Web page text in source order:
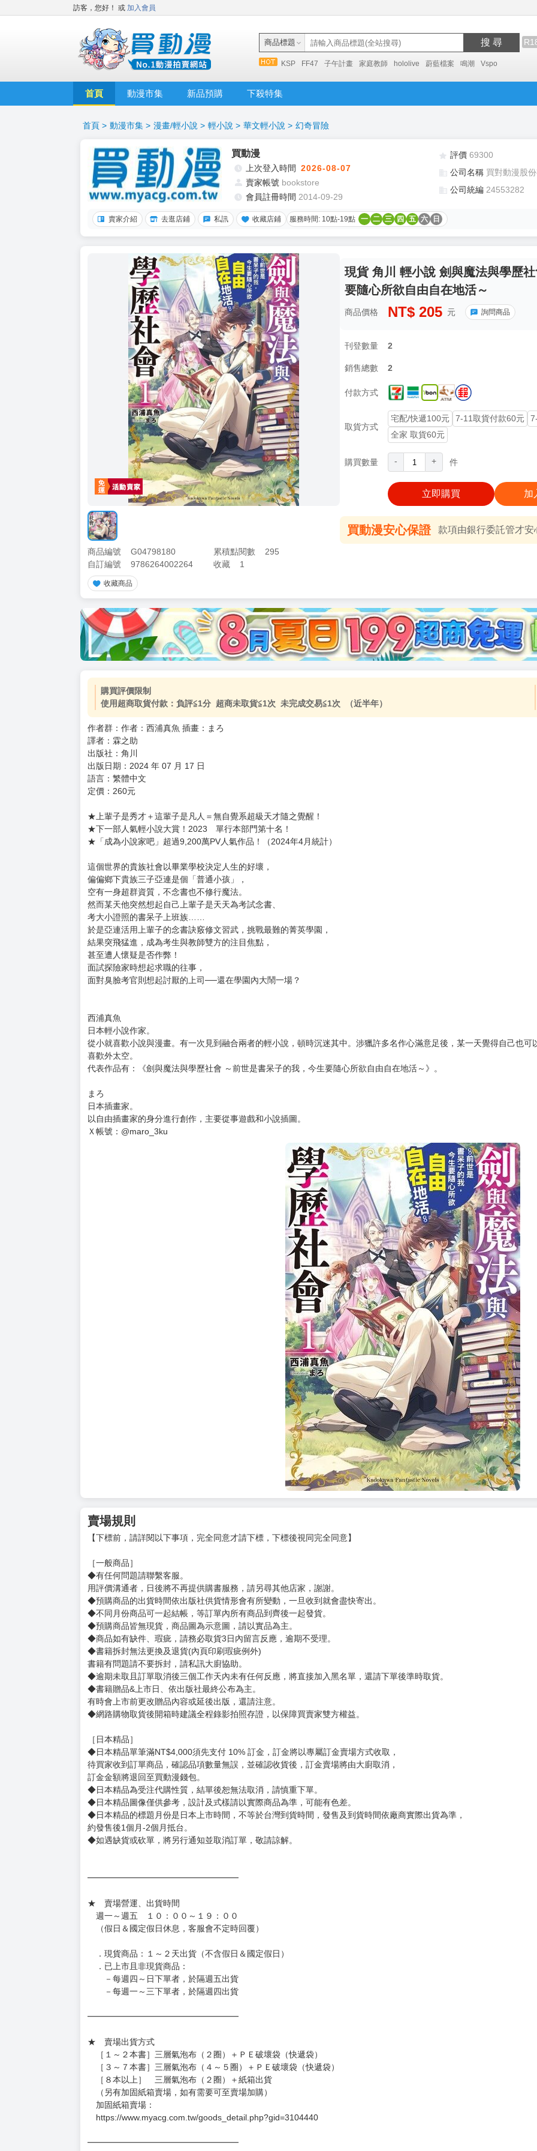
訪客，您好！ 或 加入會員
商品標題 搜 尋
KSP FF47 子午計畫 家庭教師 hololive 蔚藍檔案 鳴潮 Vspo
首頁 動漫市集 新品預購 下殺特集
首頁 > 動漫市集 > 漫畫/輕小說 > 輕小說 > 華文輕小說 > 幻奇冒險
買動漫
上次登入時間 2026-08-07
賣家帳號 bookstore
會員註冊時間 2014-09-29
評價 69300
公司名稱 買對動漫股
公司統編 24553282
賣家介紹 去逛店鋪 私訊 收藏店鋪 服務時間: 10點-19點 一 二 三 四 五 六 日
商品編號 G04798180 累積點閱數
295
自訂編號
9786264002264 收藏 1
收藏商品
現貨 角川 輕小說 劍與魔法與學歷
要隨心所欲自由自在地活～
商品價格 NT$ 205 元 詢問商品
刊登數量 2
銷售總數 2
付款方式
取貨方式
宅配/快遞100元 7-11取貨付款60元
全家 取貨60元
購買數量 - + 件
立即購買 加
買動漫安心保證 款項由銀行委託管才安
加價購 ( 共
(加購品) 買動漫★《$15元-加固紙箱包裝》
購買評價限制
使用超商取貨付款：負評≦1分 超商未取貨≦1次 未完成交易≦1次 （近半年）
譯者：霖之助
出版社：角川
出版日期：2024 年 07 月 17 日
語言：繁體中文
定價：260元
★上輩子是秀才＋這輩子是凡人＝無自覺系超級天才隨之覺醒！
★下一部人氣輕小說大賞！2023 單行本部門第十名！
★「成為小說家吧」超過9,200萬PV人氣作品！（2024年4月統計）
空有一身超群資質，不念書也不修行魔法。
然而某天他突然想起自己上輩子是天天為考試念書、
考大小證照的書呆子上班族……
於是亞連活用上輩子的念書訣竅修文習武，挑戰最難的菁英學園，
結果突飛猛進，成為考生與教師雙方的注目焦點，
面試探險家時想起求職的往事，
面對臭臉考官則想起討厭的上司──還在學園內大鬧一場？
從小就喜歡小說與漫畫。有一次見到融合兩者的輕小說，頓時沉迷其中。涉獵許多名作心滿意足後，某一天覺得自己也可
代表作品有：《劍與魔法與學歷社會 ～前世是書呆子的我，今生要隨心所欲自由自在地活～》。
以自由插畫家的身分進行創作，主要從事遊戲和小說插圖。
賣場規則
【下標前，請詳閱以下事項，完全同意才請下標，下標後視同完全同意】
［一般商品］
◆有任何問題請聯繫客服。
用評價溝通者，日後將不再提供購書服務，請另尋其他店家，謝謝。
◆不同月份商品可一起結帳，等訂單內所有商品到齊後一起發貨。
◆預購商品皆無現貨，商品圖為示意圖，請以實品為主。
◆商品如有缺件、瑕疵，請務必取貨3日內留言反應，逾期不受理。
◆書籍拆封無法更換及退貨(內頁印刷瑕疵例外)
書籍有問題請不要拆封，請私訊大廚協助。
◆逾期未取且訂單取消後三個工作天內未有任何反應，將直接加入黑名單，還請下單後準時取貨。
◆書籍贈品&上市日、依出版社最終公布為主。
有時會上市前更改贈品內容或延後出版，還請注意。
◆網路購物取貨後開箱時建議全程錄影拍照存證，以保障買賣家雙方權益。
訂金金額將退回至買動漫錢包。
◆日本精品為受注代購性質，結單後恕無法取消，請慎重下單。
◆日本精品圖像僅供參考，設計及式樣請以實際商品為準，可能有色差。
約發售後1個月-2個月抵台。
◆如遇缺貨或砍單，將另行通知並取消訂單，敬請諒解。
週一～週五 １０：００～１９：００
（假日＆國定假日休息，客服會不定時回覆）
．現貨商品：１～２天出貨（不含假日＆國定假日）
．已上市且非現貨商品：
－每週四～日下單者，於隔週五出貨
－每週一～三下單者，於隔週四出貨